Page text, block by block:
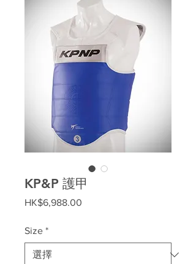
KP&P 護甲
HK$6,988.00
Size *